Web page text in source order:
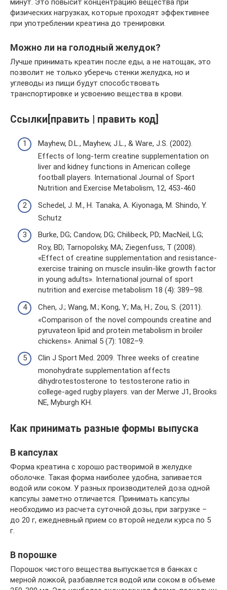
физических нагрузках, которые проходят эффективнее
при употреблении креатина до тренировки.
Можно ли на голодный желудок?
Лучше принимать креатин после еды, а не натощак, это
позволит не только уберечь стенки желудка, но и
углеводы из пищи будут способствовать
транспортировке и усвоению вещества в крови.
Ссылки[править | править код]
Mayhew, D.L., Mayhew, J.L., & Ware, J.S. (2002).
Effects of long-term creatine supplementation on
liver and kidney functions in American college
football players. International Journal of Sport
Nutrition and Exercise Metabolism, 12, 453-460
Schedel, J. M., H. Tanaka, A. Kiyonaga, M. Shindo, Y.
Schutz
Burke, DG; Candow, DG; Chilibeck, PD; MacNeil, LG;
Roy, BD; Tarnopolsky, MA; Ziegenfuss, T (2008).
«Effect of creatine supplementation and resistance-
exercise training on muscle insulin-like growth factor
in young adults». International journal of sport
nutrition and exercise metabolism 18 (4): 389–98.
Chen, J.; Wang, M.; Kong, Y.; Ma, H.; Zou, S. (2011).
«Comparison of the novel compounds creatine and
pyruvateon lipid and protein metabolism in broiler
chickens». Animal 5 (7): 1082–9.
Clin J Sport Med. 2009. Three weeks of creatine
monohydrate supplementation affects
dihydrotestosterone to testosterone ratio in
college-aged rugby players. van der Merwe J1, Brooks
NE, Myburgh KH.
Как принимать разные формы выпуска
В капсулах
Форма креатина с хорошо растворимой в желудке
оболочке. Такая форма наиболее удобна, запивается
водой или соком. У разных производителей доза одной
капсулы заметно отличается. Принимать капсулы
необходимо из расчета суточной дозы, при загрузке –
до 20 г, ежедневный прием со второй недели курса по 5
г.
В порошке
Порошок чистого вещества выпускается в банках с
мерной ложкой, разбавляется водой или соком в объеме